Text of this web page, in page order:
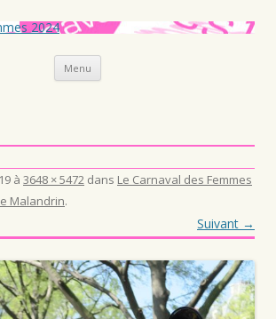
2024
Menu Aller au contenu principal
à 3648 × 5472 dans Le Carnaval des Femmes
Malandrin.
Suivant →